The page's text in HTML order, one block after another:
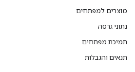
מוצרים למפתחים
נתוני גרסה
תמיכת מפתחים
תנאים והגבלות